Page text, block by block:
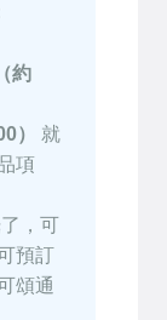
約
）
就
項
，可
預訂
頌通